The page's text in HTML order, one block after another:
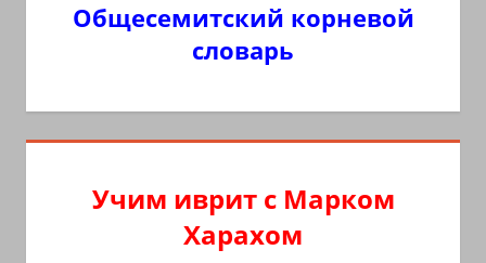
Общесемитский корневой
словарь
Учим иврит с Марком
Харахом